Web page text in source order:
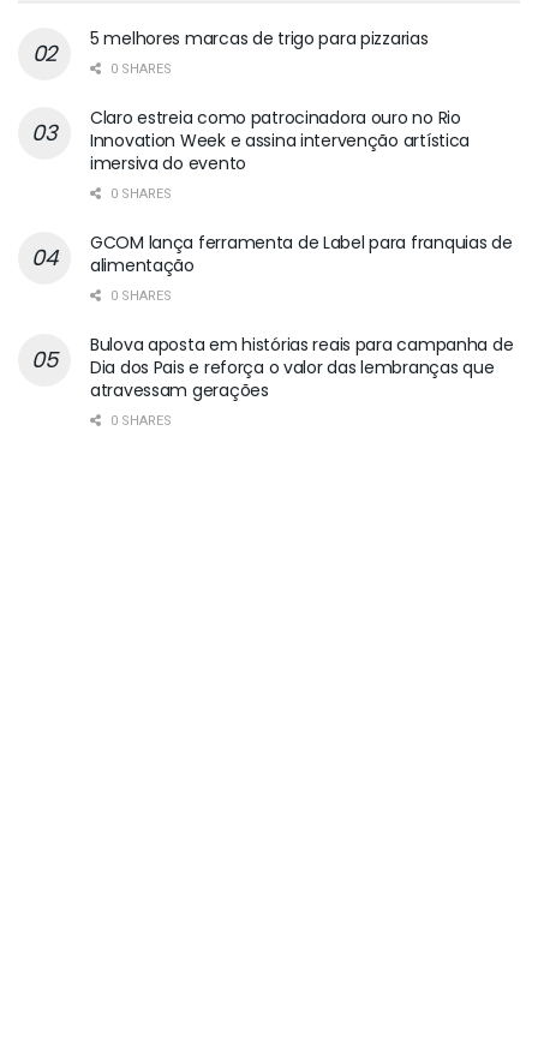
5 melhores marcas de trigo para pizzarias
0 SHARES
Claro estreia como patrocinadora ouro no Rio
Innovation Week e assina intervenção artística
imersiva do evento
0 SHARES
GCOM lança ferramenta de Label para franquias de
alimentação
0 SHARES
Bulova aposta em histórias reais para campanha de
Dia dos Pais e reforça o valor das lembranças que
atravessam gerações
0 SHARES